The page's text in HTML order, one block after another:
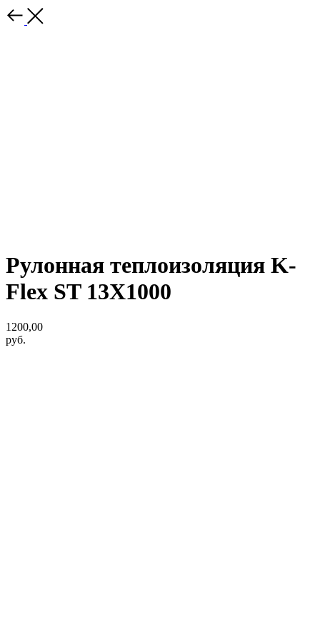
Рулонная теплоизоляция K-
Flex ST 13Х1000
1200,00
руб.